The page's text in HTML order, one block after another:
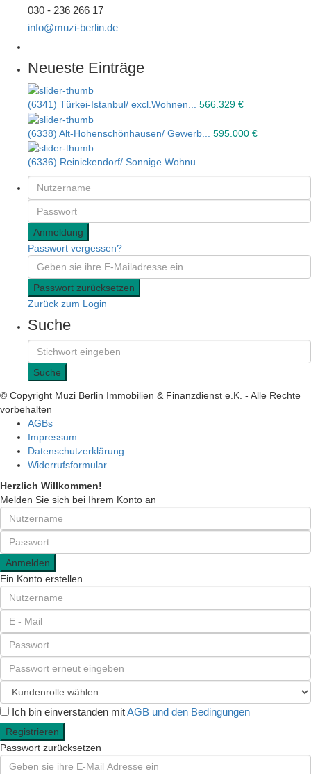
030 - 236 266 17
info@muzi-berlin.de
Neueste Einträge
(6341) Türkei-Istanbul/ excl.Wohnen... 566.329 €
(6338) Alt-Hohenschönhausen/ Gewerb... 595.000 €
(6336) Reinickendorf/ Sonnige Wohnu...
Anmeldung
Passwort vergessen?
Passwort zurücksetzen
Zurück zum Login
Suche
Suche
© Copyright Muzi Berlin Immobilien & Finanzdienst e.K. - Alle Rechte
vorbehalten
AGBs
Impressum
Datenschutzerklärung
Widerrufsformular
Herzlich Willkommen!
Melden Sie sich bei Ihrem Konto an
Anmelden
Ein Konto erstellen
Ich bin einverstanden mitAGB und den Bedingungen
Registrieren
Passwort zurücksetzen